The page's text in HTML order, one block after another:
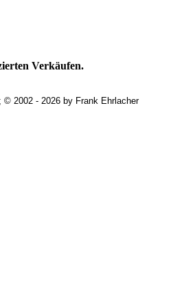
Verkäufen.
2002 - 2026 by Frank Ehrlacher